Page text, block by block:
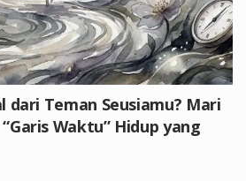
Teman Seusiamu? Mari
Waktu” Hidup yang